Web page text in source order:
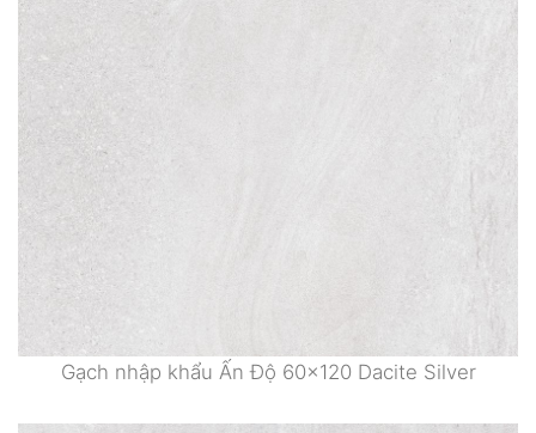
Gạch nhập khẩu Ấn Độ 60×120 Dacite Silver